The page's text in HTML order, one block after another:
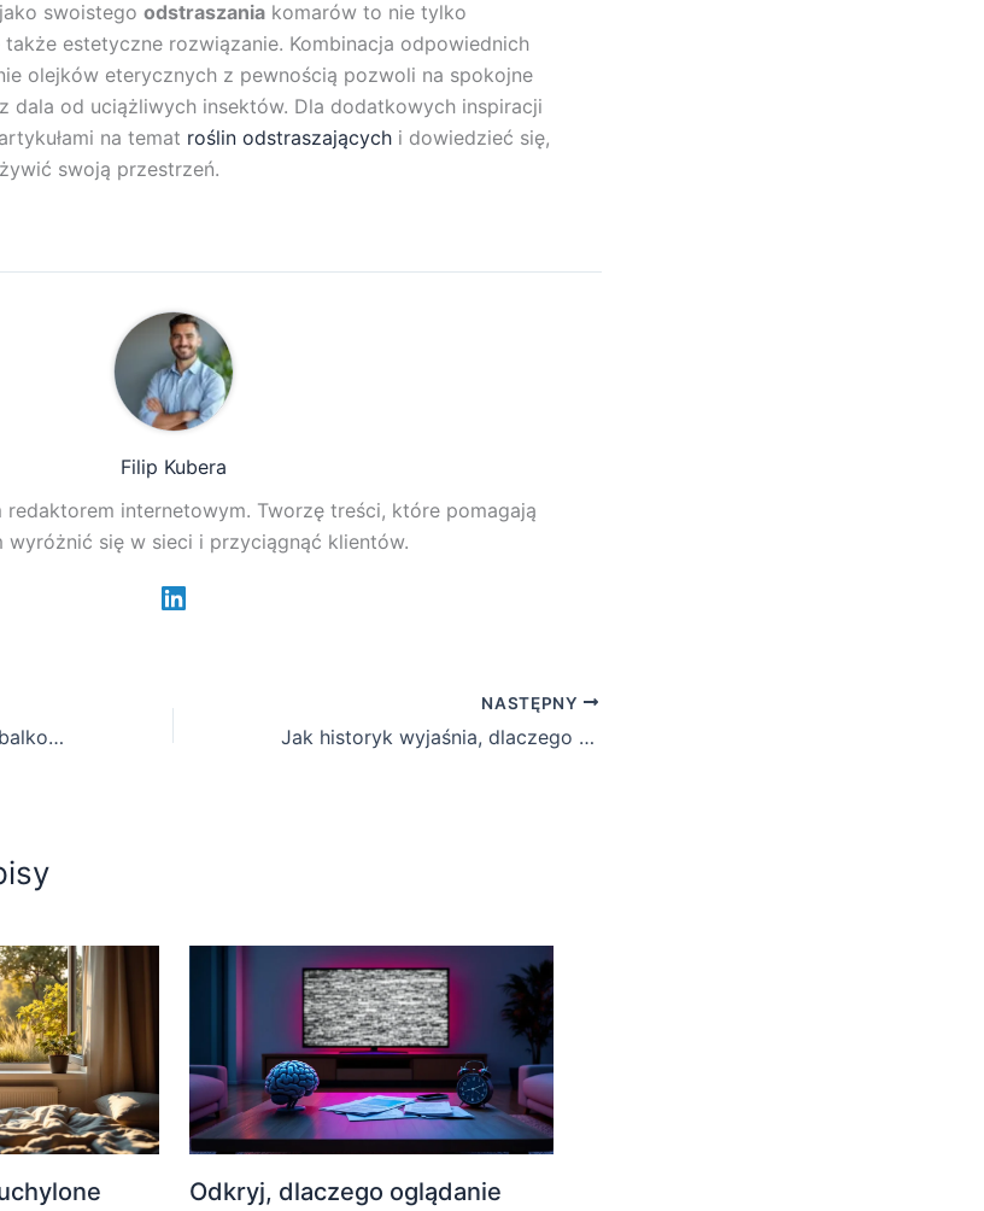
swoistego odstraszania komarów to nie tylko
estetyczne rozwiązanie. Kombinacja odpowiednich
olejków eterycznych z pewnością pozwoli na spokojne
dala od uciążliwych insektów. Dla dodatkowych inspiracji
na temat roślin odstraszających i dowiedzieć się,
swoją przestrzeń.
Filip Kubera
redaktorem internetowym. Tworzę treści, które pomagają
wyróżnić się w sieci i przyciągnąć klientów.
Jak uprawiać truskawki na balkonie, żeby były słodkie i duże jak ze sklepu
NASTĘPNY
Jak historyk wyjaśnia, dlaczego Polska odbudowała Warszawę po wojnie w historycznym kształcie
Odkryj, dlaczego oglądanie